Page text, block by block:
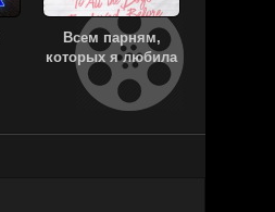
Всем парням,
которых я любила
раньше